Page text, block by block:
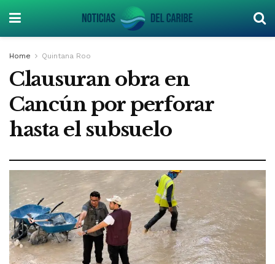
Home Quintana Roo
Clausuran obra en
Cancún por perforar
hasta el subsuelo